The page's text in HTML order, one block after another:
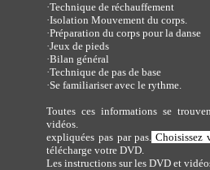
·Technique de réchauffement
·Isolation Mouvement du corps.
·Préparation du corps pour la danse
·Jeux de pieds
·Bilan général
·Technique de pas de base
·Se familiariser avec le rythme.
Toutes ces informations se
vidéos.
expliquées pas par pas. Choisissez
télécharge votre DVD.
Les instructions sur les DVD et